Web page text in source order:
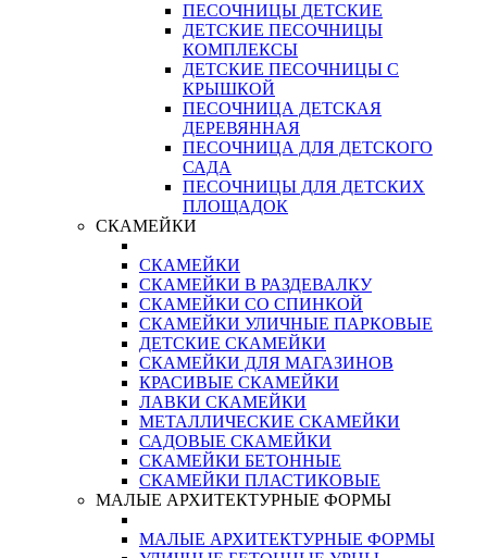
ПЕСОЧНИЦЫ ДЕТСКИЕ
ДЕТСКИЕ ПЕСОЧНИЦЫ
КОМПЛЕКСЫ
ДЕТСКИЕ ПЕСОЧНИЦЫ С
КРЫШКОЙ
ПЕСОЧНИЦА ДЕТСКАЯ
ДЕРЕВЯННАЯ
ПЕСОЧНИЦА ДЛЯ ДЕТСКОГО
САДА
ПЕСОЧНИЦЫ ДЛЯ ДЕТСКИХ
ПЛОЩАДОК
СКАМЕЙКИ
СКАМЕЙКИ
СКАМЕЙКИ В РАЗДЕВАЛКУ
СКАМЕЙКИ СО СПИНКОЙ
СКАМЕЙКИ УЛИЧНЫЕ ПАРКОВЫЕ
ДЕТСКИЕ СКАМЕЙКИ
СКАМЕЙКИ ДЛЯ МАГАЗИНОВ
КРАСИВЫЕ СКАМЕЙКИ
ЛАВКИ СКАМЕЙКИ
МЕТАЛЛИЧЕСКИЕ СКАМЕЙКИ
САДОВЫЕ СКАМЕЙКИ
СКАМЕЙКИ БЕТОННЫЕ
СКАМЕЙКИ ПЛАСТИКОВЫЕ
МАЛЫЕ АРХИТЕКТУРНЫЕ ФОРМЫ
МАЛЫЕ АРХИТЕКТУРНЫЕ ФОРМЫ